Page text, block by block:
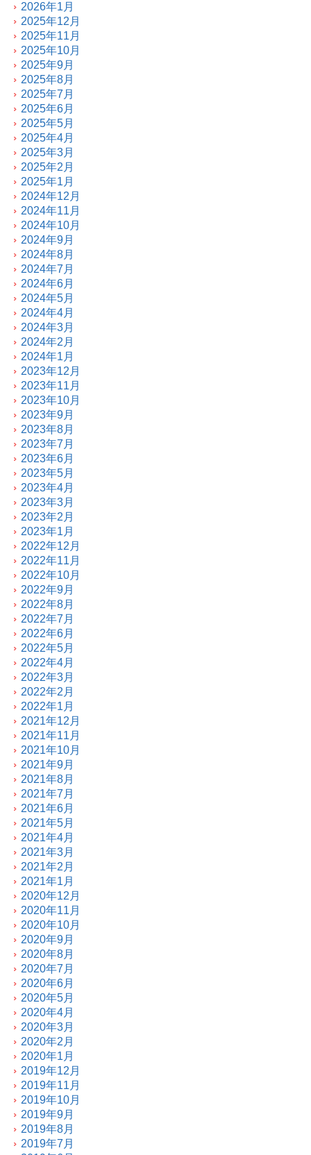
2026年1月
2025年12月
2025年11月
2025年10月
2025年9月
2025年8月
2025年7月
2025年6月
2025年5月
2025年4月
2025年3月
2025年2月
2025年1月
2024年12月
2024年11月
2024年10月
2024年9月
2024年8月
2024年7月
2024年6月
2024年5月
2024年4月
2024年3月
2024年2月
2024年1月
2023年12月
2023年11月
2023年10月
2023年9月
2023年8月
2023年7月
2023年6月
2023年5月
2023年4月
2023年3月
2023年2月
2023年1月
2022年12月
2022年11月
2022年10月
2022年9月
2022年8月
2022年7月
2022年6月
2022年5月
2022年4月
2022年3月
2022年2月
2022年1月
2021年12月
2021年11月
2021年10月
2021年9月
2021年8月
2021年7月
2021年6月
2021年5月
2021年4月
2021年3月
2021年2月
2021年1月
2020年12月
2020年11月
2020年10月
2020年9月
2020年8月
2020年7月
2020年6月
2020年5月
2020年4月
2020年3月
2020年2月
2020年1月
2019年12月
2019年11月
2019年10月
2019年9月
2019年8月
2019年7月